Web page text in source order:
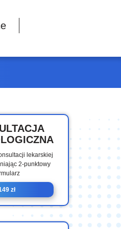
lekarskiej
2-punktowy
zł